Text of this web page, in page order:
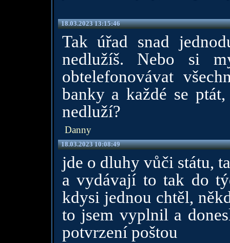
18.03.2023 13:15:46
Tak úřad snad
nedlužíš. Nebo si
obtelefonovávat
banky a každé se
nedluží?
Danny
18.03.2023 10:08:49
jde o dluhy vůči státu,
a vydávají to tak do
kdysi jednou chtěl,
to jsem vyplnil a
potvrzení poštou